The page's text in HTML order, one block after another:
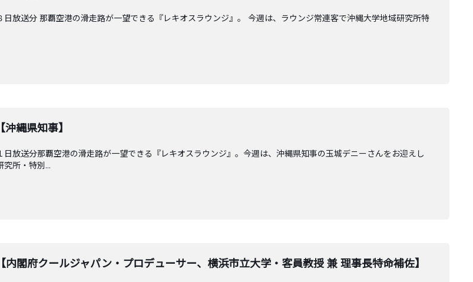
送分 那覇空港の滑走路が一望できる『レキオスラウンジ』。 今週は、ラウンジ常連客で沖縄大学地域研究所特
縄県知事】
送分那覇空港の滑走路が一望できる『レキオスラウンジ』。今週は、沖縄県知事の玉城デニーさんをお迎えし
所・特別...
閣府クールジャパン・プロデューサー、横浜市立大学・客員教授 兼 理事長特命補佐】